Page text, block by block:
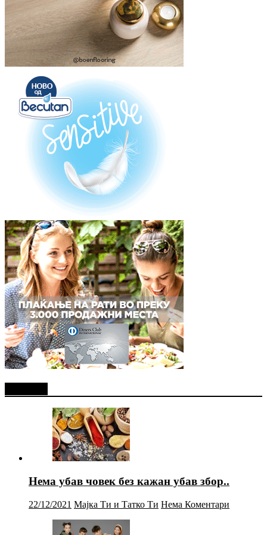
Нема убав човек без кажан убав збор..
22/12/2021 Мајка Ти и Татко Ти Нема Коментари